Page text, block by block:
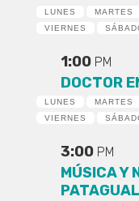
LUNES MARTES
VIERNES
1:00 PM
DOCTOR
LUNES MARTES
VIERNES
3:00 PM
MÚSICA Y
PATAGUAL